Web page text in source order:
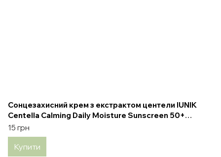
Сонцезахисний крем з екстрактом центели IUNIK
Centella Calming Daily Moisture Sunscreen 50+
PA++++ 60 ml
15 грн
Купити